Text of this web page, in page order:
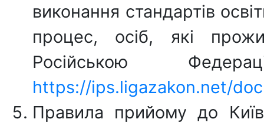
виконання стандартів
процес, осіб, які
Російською
https://ips.ligazakon.net/
Правила прийому до